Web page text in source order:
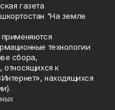
газета
"На земле
технологии
сбора,
относящихся к
находящихся